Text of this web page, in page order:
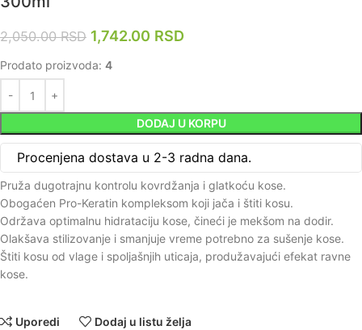
2,050.00RSD 1,742.00 RSD
Prodato proizvoda: 4
DODAJ U KORPU
Procenjena dostava u 2-3 radna dana.
Pruža dugotrajnu kontrolu kovrdžanja i glatkoću kose.
Obogaćen Pro-Keratin kompleksom koji jača i štiti kosu.
Održava optimalnu hidrataciju kose, čineći je mekšom na dodir.
Olakšava stilizovanje i smanjuje vreme potrebno za sušenje kose.
Štiti kosu od vlage i spoljašnjih uticaja, produžavajući efekat ravne
kose.
Uporedi Dodaj u listu želja